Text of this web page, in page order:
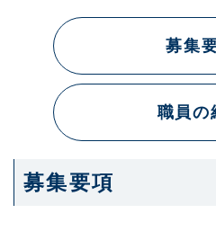
募集
職員の
募集要項